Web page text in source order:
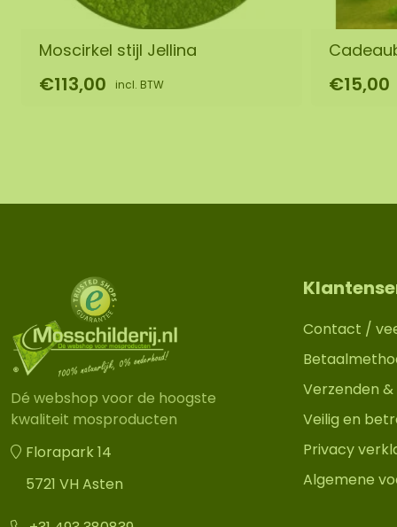
Moscirkel stijl Jellina
€113,00 incl. BTW €15,00
Dé webshop voor de hoogste
kwaliteit mosproducten
Florapark 14
5721 VH Asten
Contact /
Verzenden
Veilig en
Privacy
Algemene